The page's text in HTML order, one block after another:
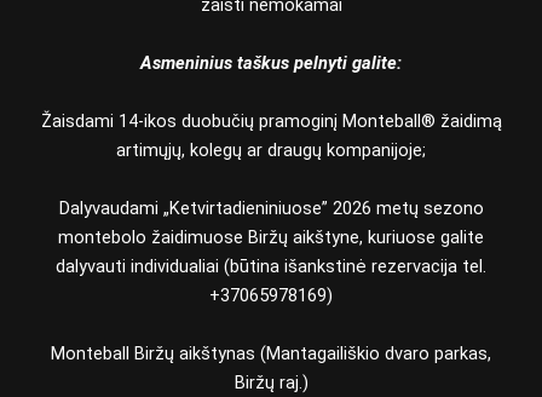
žaisti nemokamai
Asmeninius taškus pelnyti galite:
Žaisdami 14-ikos duobučių pramoginį Monteball® žaidimą
artimųjų, kolegų ar draugų kompanijoje;
Dalyvaudami „Ketvirtadieniniuose” 2026 metų sezono
montebolo žaidimuose Biržų aikštyne, kuriuose galite
dalyvauti individualiai (būtina išankstinė rezervacija tel.
+37065978169)
Monteball Biržų aikštynas (Mantagailiškio dvaro parkas,
Biržų raj.)